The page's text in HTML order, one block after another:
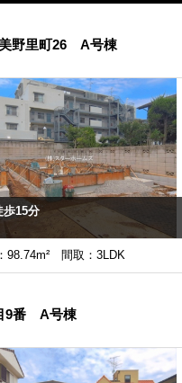
野里町26 A号棟
歩15分
98.74m² 間取：3LDK
9番 A号棟